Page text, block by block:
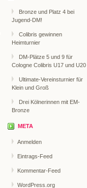
Bronze und Platz 4 bei
Jugend-DM!
Colibris gewinnen
Heimturnier
DM-Plätze 5 und 9 für
Cologne Colibris U17 und U20
Ultimate-Vereinsturnier für
Klein und Groß
Drei Kölnerinnen mit EM-
Bronze
META
Anmelden
Eintrags-Feed
Kommentar-Feed
WordPress.org